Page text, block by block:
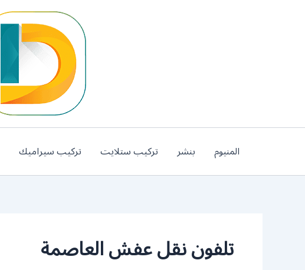
المنيوم بنشر تركيب ستلايت تركيب سيراميك
تلفون نقل عفش العاصمة